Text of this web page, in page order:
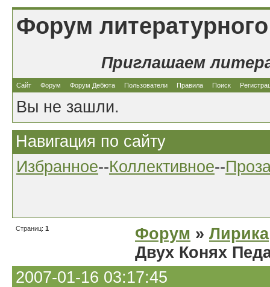
Форум
Приглашаем
Сайт Форум Форум Дебюта Пользователи Правила Поиск
Вы не зашли.
Навигация по сайту
Избранное--Коллективное--
Страниц: 1 Форум » Лирика
Двух Конях
2007-01-16 03:17:45